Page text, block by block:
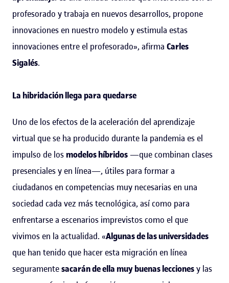
profesorado y trabaja en nuevos desarrollos, propone
innovaciones en nuestro modelo y estimula estas
innovaciones entre el profesorado», afirma Carles
Sigalés.
La hibridación llega para quedarse
Uno de los efectos de la aceleración del aprendizaje
virtual que se ha producido durante la pandemia es el
impulso de los modelos híbridos—que combinan clases
presenciales y en línea—, útiles para formar a
ciudadanos en competencias muy necesarias en una
sociedad cada vez más tecnológica, así como para
enfrentarse a escenarios imprevistos como el que
vivimos en la actualidad. «Algunas de las universidades
que han tenido que hacer esta migración en línea
seguramentesacarán de ella muy buenas leccionesy las